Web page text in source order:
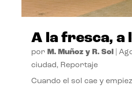
A la fresca, a
por M. Muñoz y R. Sol|
ciudad, Reportaje
Cuando el sol cae y